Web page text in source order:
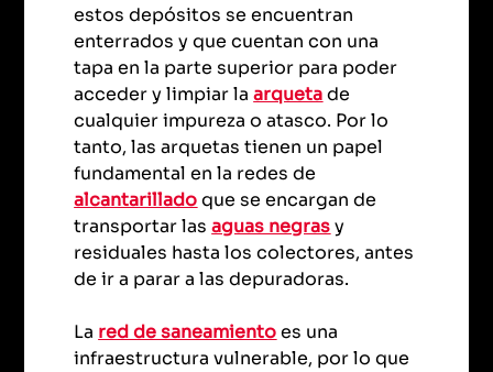
estos depósitos se encuentran
enterrados y que cuentan con una
tapa en la parte superior para poder
acceder y limpiar laarquetade
cualquier impureza o atasco. Por lo
tanto, las arquetas tienen un papel
fundamental en la redes de
alcantarilladoque se encargan de
transportar lasaguas negrasy
residuales hasta los colectores, antes
de ir a parar a las depuradoras.
La red de saneamientoes una
infraestructura vulnerable, por lo que